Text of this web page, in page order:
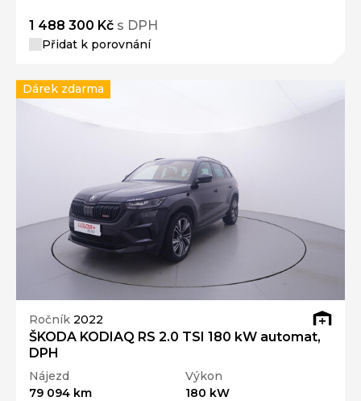
1 488 300 Kč s DPH
Přidat k porovnání
Ročník 2022
ŠKODA KODIAQ RS 2.0 TSI 180 kW automat,
DPH
Nájezd
79 094 km
Výkon
180 kW
Dárek zdarma